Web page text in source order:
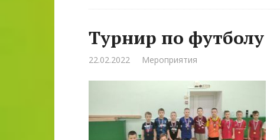
Турнир по футболу
22.02.2022 Мероприятия